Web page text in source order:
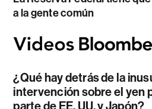
a la gente común
¿Qué hay detrás de la
intervención sobre el yen
parte de EE. UU. y Japón?